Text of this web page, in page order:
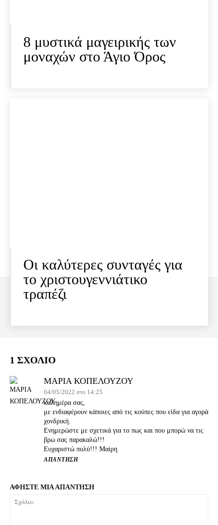
8 μυστικά μαγειρικής των
μοναχών στο Άγιο Όρος
Οι καλύτερες συνταγές για
το χριστουγεννιάτικο
τραπέζι
1 ΣΧΟΛΙΟ
ΜΑΡΙΑ ΚΟΠΕΛΟΥΖΟΥ
04/05/2022 στο 14:25
καλημέρα σας,
με ενδιαφέρουν κάποιες από τις κούπες που είδα για αγορά
χονδρική.
Ενημερώστε με σχετικά για το πως και που μπορώ να τις
βρω σας παρακαλώ!!!
Ευχαριστώ πολύ!!! Μαίρη
ΑΠΆΝΤΗΣΗ
ΑΦΗΣΤΕ ΜΙΑ ΑΠΑΝΤΗΣΗ